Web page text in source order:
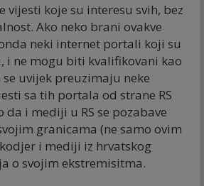
vijesti koje su interesu svih, bez
Ako neko brani ovakve
neki internet portali koji su
i ne mogu biti kvalifikovani kao
uvijek preuzimaju neke
sa tih portala od strane RS
da i mediji u RS se pozabave
granicama (ne samo ovim
i mediji iz hrvatskog
o svojim ekstremisitma.